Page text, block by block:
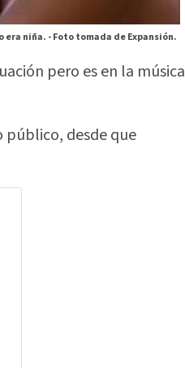
era niña. -Foto tomada de Expansión.
pero es en la música
público, desde que